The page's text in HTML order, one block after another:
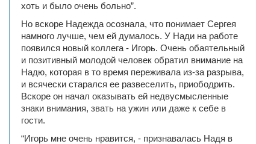
хоть и было очень больно”.
Но вскоре Надежда осознала, что понимает Сергея
намного лучше, чем ей думалось. У Нади на работе
появился новый коллега - Игорь. Очень обаятельный
и позитивный молодой человек обратил внимание на
Надю, которая в то время переживала из-за разрыва,
и всячески старался ее развеселить, приободрить.
Вскоре он начал оказывать ей недвусмысленные
знаки внимания, звать на ужин или даже к себе в
гости.
“Игорь мне очень нравится, - признавалась Надя в